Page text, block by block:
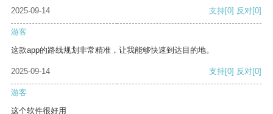
2025-09-14
支持[0] 反对[0]
游客
这款app的路线规划非常精准，让我能够快速到达目的地。
2025-09-14 支持[0] 反对[0]
游客
这个软件很好用